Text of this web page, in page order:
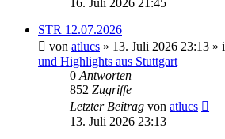
16. Juli 2026 21:45
STR 12.07.2026
von atlucs » 13. Juli 2026 23:13 »
und Highlights aus Stuttgart
0 Antworten
852 Zugriffe
Letzter Beitrag von atlucs
13. Juli 2026 23:13